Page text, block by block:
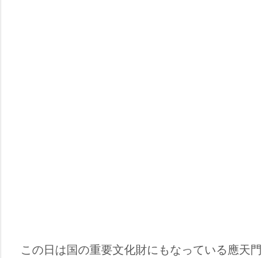
この日は国の重要文化財にもなっている應天門